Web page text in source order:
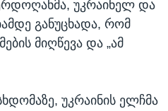
უკრაინელ და
განუცხადა, რომ
მიღწევა და „ამ
უკრაინის ელჩმა